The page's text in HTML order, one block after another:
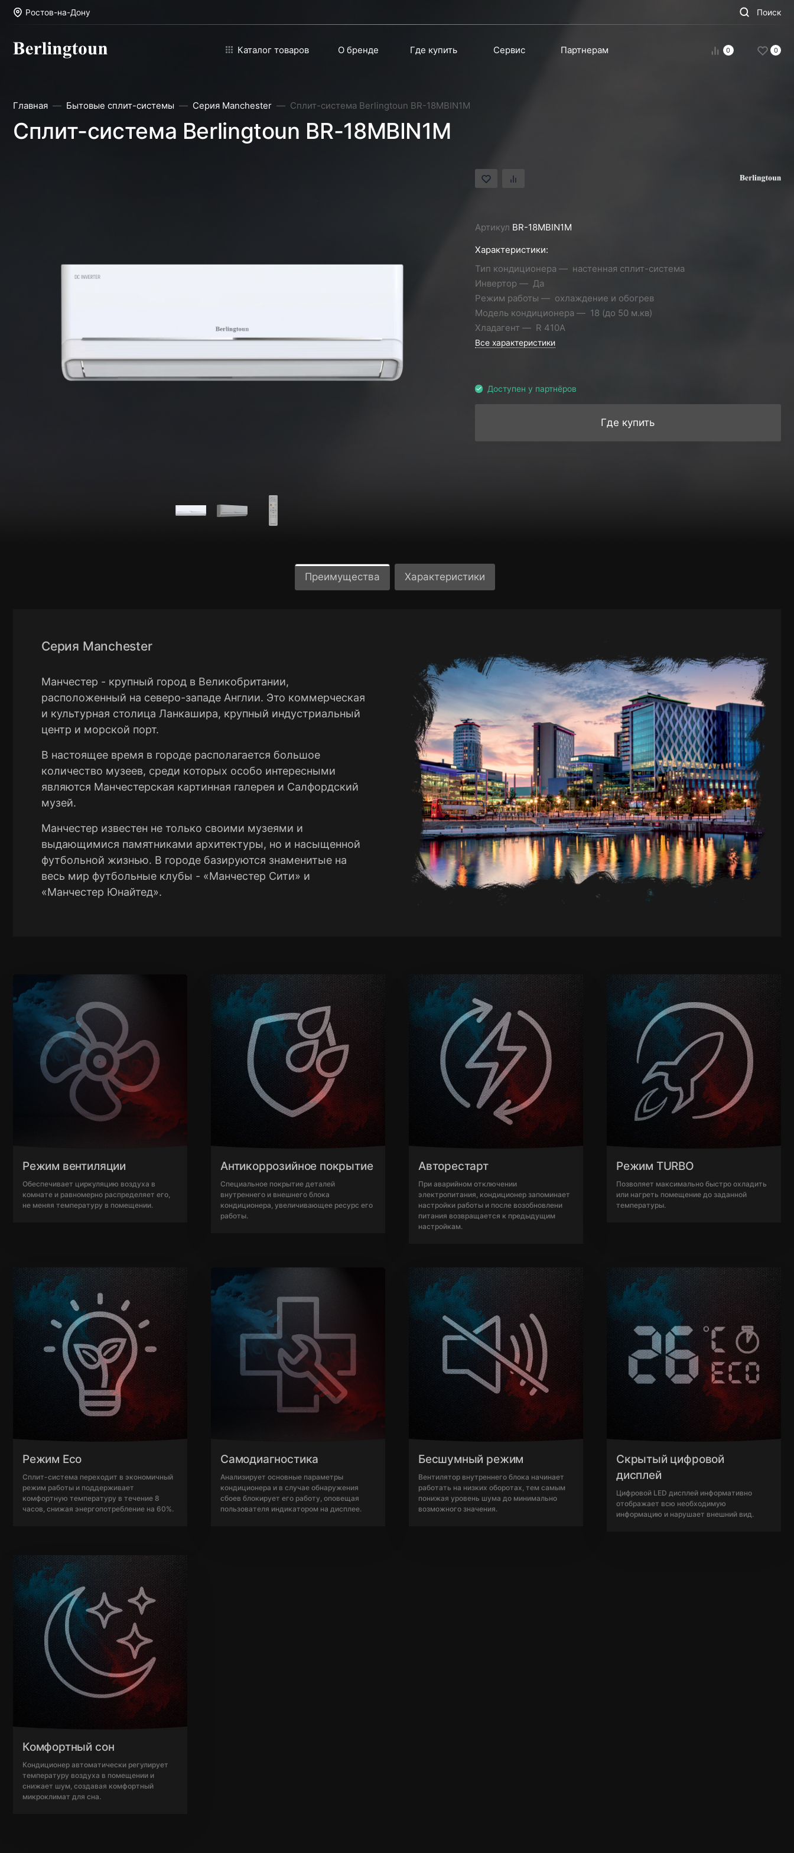
Ростов-на-Дону Поиск
Каталог товаров О бренде Где купить Сервис Партнерам 0 0
Главная Бытовые сплит-системы Серия Manchester Сплит-система Berlingtoun BR-18MBIN1M
Сплит-система Berlingtoun BR-18MBIN1M
Артикул BR-18MBIN1M
Характеристики:
Тип кондиционера
настенная сплит-система
Инвертор
Да
Режим работы
охлаждение и обогрев
Модель кондиционера
18 (до 50 м.кв)
Хладагент
R 410A
Все характеристики
Доступен у партнёров
Где купить
Преимущества Характеристики
Серия Manchester
Манчестер - крупный город в Великобритании,
расположенный на северо-западе Англии. Это коммерческая
и культурная столица Ланкашира, крупный индустриальный
центр и морской порт.
В настоящее время в городе располагается большое
количество музеев, среди которых особо интересными
являются Манчестерская картинная галерея и Салфордский
музей.
Манчестер известен не только своими музеями и
выдающимися памятниками архитектуры, но и насыщенной
футбольной жизнью. В городе базируются знаменитые на
весь мир футбольные клубы - «Манчестер Сити» и
«Манчестер Юнайтед».
Режим вентиляции
Обеспечивает циркуляцию воздуха в
комнате и равномерно распределяет его,
не меняя температуру в помещении.
Антикоррозийное покрытие
Специальное покрытие деталей
внутреннего и внешнего блока
кондиционера, увеличивающее ресурс его
работы.
Авторестарт
При аварийном отключении
электропитания, кондиционер запоминает
настройки работы и после возобновлени
питания возвращается к предыдущим
настройкам.
Режим TURBO
Позволяет максимально быстро охладить
или нагреть помещение до заданной
температуры.
Режим Eco
Сплит-система переходит в экономичный
режим работы и поддерживает
комфортную температуру в течение 8
часов, снижая энергопотребление на 60%.
Самодиагностика
Анализирует основные параметры
кондиционера и в случае обнаружения
сбоев блокирует его работу, оповещая
пользователя индикатором на дисплее.
Бесшумный режим
Вентилятор внутреннего блока начинает
работать на низких оборотах, тем самым
понижая уровень шума до минимально
возможного значения.
Скрытый цифровой
дисплей
Цифровой LED дисплей информативно
отображает всю необходимую
информацию и нарушает внешний вид.
Комфортный сон
Кондиционер автоматически регулирует
температуру воздуха в помещении и
снижает шум, создавая комфортный
микроклимат для сна.